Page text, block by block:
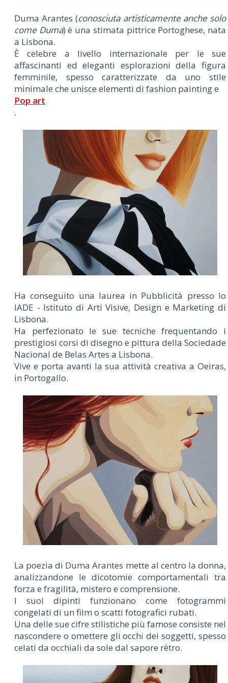
Duma Arantes (conosciuta artisticamente anche solo
come Duma) è una stimata pittrice Portoghese, nata
a Lisbona.
È celebre a livello internazionale per le sue
affascinanti ed eleganti esplorazioni della figura
femminile, spesso caratterizzate da uno stile
minimale che unisce elementi di fashion painting e
Pop art
.
Ha conseguito una laurea in Pubblicità presso lo
IADE - Istituto di Arti Visive, Design e Marketing di
Lisbona.
Ha perfezionato le sue tecniche frequentando i
prestigiosi corsi di disegno e pittura della Sociedade
Nacional de Belas Artes a Lisbona.
Vive e porta avanti la sua attività creativa a Oeiras,
in Portogallo.
La poezia di Duma Arantes mette al centro la donna,
analizzandone le dicotomie comportamentali tra
forza e fragilità, mistero e comprensione.
I suoi dipinti funzionano come fotogrammi
congelati di un film o scatti fotografici rubati.
Una delle sue cifre stilistiche più famose consiste nel
nascondere o omettere gli occhi dei soggetti, spesso
celati da occhiali da sole dal sapore rétro.